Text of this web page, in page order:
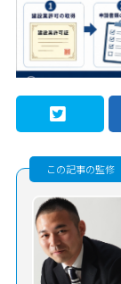
この記事の監修